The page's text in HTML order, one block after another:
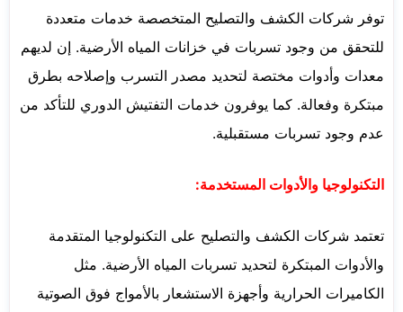
توفر شركات الكشف والتصليح المتخصصة خدمات متعددة
للتحقق من وجود تسربات في خزانات المياه الأرضية. إن لديهم
معدات وأدوات مختصة لتحديد مصدر التسرب وإصلاحه بطرق
مبتكرة وفعالة. كما يوفرون خدمات التفتيش الدوري للتأكد من
عدم وجود تسربات مستقبلية.
التكنولوجيا والأدوات المستخدمة:
تعتمد شركات الكشف والتصليح على التكنولوجيا المتقدمة
والأدوات المبتكرة لتحديد تسربات المياه الأرضية. مثل
الكاميرات الحرارية وأجهزة الاستشعار بالأمواج فوق الصوتية